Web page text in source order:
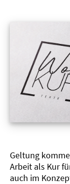
Geltung
Arbeit als Kur
auch im